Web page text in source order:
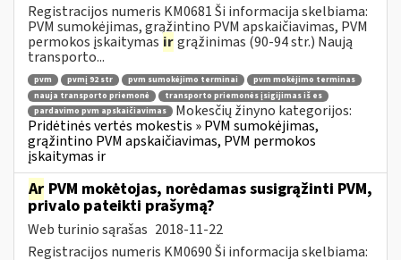
Registracijos numeris KM0681 Ši informacija skelbiama:
PVM sumokėjimas, grąžintino PVM apskaičiavimas, PVM
permokos įskaitymas irgrąžinimas (90-94 str.) Naują
transporto...
pvm pvmį 92 str pvm sumokėjimo terminai
pvm mokėjimo terminas
nauja transporto priemonė
transporto priemonės įsigijimas iš es
pardavimo pvm apskaičiavimas
Mokesčių žinyno kategorijos:
Pridėtinės vertės mokestis » PVM sumokėjimas,
grąžintino PVM apskaičiavimas, PVM permokos
įskaitymas ir
Ar PVM mokėtojas, norėdamas susigrąžinti PVM,
privalo pateikti prašymą?
Web turinio sąrašas 2018-11-22
Registracijos numeris KM0690 Ši informacija skelbiama: